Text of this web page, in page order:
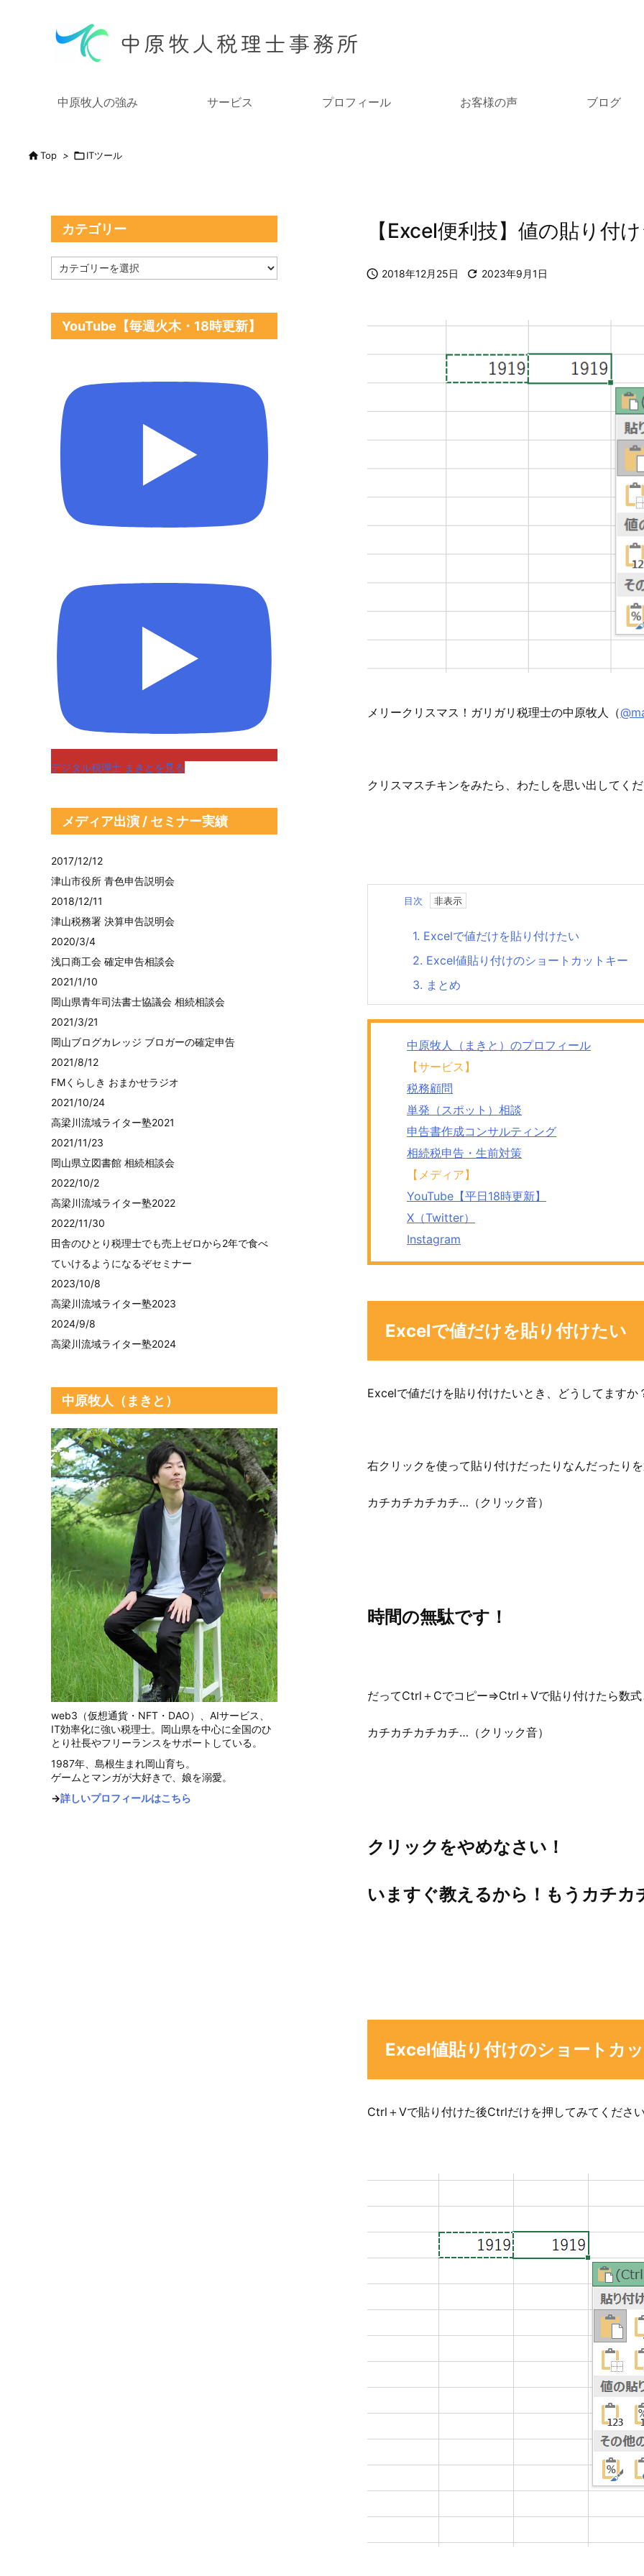
中原牧人の強み サービス プロフィール お客様の声 ブログ
Top > ITツール
【Excel便利技】値の貼り付
 2018年12月25日  2023年9月1日
メリークリスマス！ ガリガリ税理士の中原牧人（
クリスマスチキンをみたら、わたしを思い出してくだ
目次
1. Excelで値だけを貼り付けたい
2. Excel値貼り付けのショートカットキー
3. まとめ
中原牧人（まきと）のプロフィール
【サービス】
税務顧問
単発（スポット）相談
申告書作成コンサルティング
相続税申告・生前対策
【メディア】
YouTube【平日18時更新】
X（Twitter）
Instagram
Excelで値だけを貼り付けたい
Excelで値だけを貼り付けたいとき、どうしてますか
右クリックを使って貼り付けだったりなんだったり
カチカチカチカチ…（クリック音）
時間の無駄です！
だってCtrl＋Cでコピー⇒Ctrl＋Vで貼り付けたら数式
カチカチカチカチ…（クリック音）
クリックをやめなさい！
いますぐ教えるから！もうカチカ
Excel値貼り付けのショートカ
Ctrl＋Vで貼り付けた後Ctrlだけを押してみてください
カテゴリー
テ
ー
YouTube【毎週火木・18時更新】
デジタル税理士 まきとを見る
メディア出演 / セミナー実績
2017/12/12
津山市役所 青色申告説明会
2018/12/11
津山税務署 決算申告説明会
2020/3/4
浅口商工会 確定申告相談会
2021/1/10
岡山県青年司法書士協議会 相続相談会
2021/3/21
岡山ブログカレッジ ブロガーの確定申告
2021/8/12
FMくらしき おまかせラジオ
2021/10/24
高梁川流域ライター塾2021
2021/11/23
岡山県立図書館 相続相談会
2022/10/2
高梁川流域ライター塾2022
2022/11/30
田舎のひとり税理士でも売上ゼロから2年で食べ
ていけるようになるぞセミナー
2023/10/8
高梁川流域ライター塾2023
2024/9/8
高梁川流域ライター塾2024
中原牧人（まきと）
web3（仮想通貨・NFT・DAO）、AIサービス、
IT効率化に強い税理士。岡山県を中心に全国のひ
とり社長やフリーランスをサポートしている。
1987年、島根生まれ岡山育ち。
ゲームとマンガが大好きで、娘を溺愛。
→詳しいプロフィールはこちら